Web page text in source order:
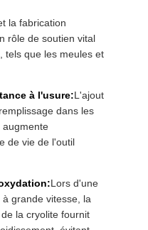
la fabrication
rôle de soutien vital
tels que les meules et
à l'usure:L'ajout
dans les
augmente
de vie de l'outil
Lors d'une
grande vitesse, la
la cryolite fournit